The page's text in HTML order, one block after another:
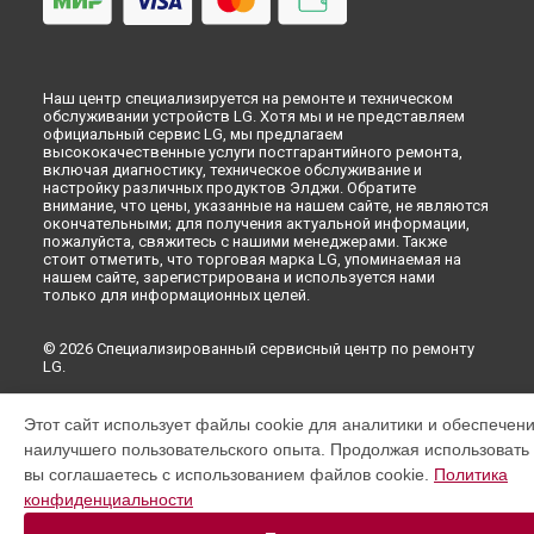
Наш центр специализируется на ремонте и техническом
обслуживании устройств LG. Хотя мы и не представляем
официальный сервис LG, мы предлагаем
высококачественные услуги постгарантийного ремонта,
включая диагностику, техническое обслуживание и
настройку различных продуктов Элджи. Обратите
внимание, что цены, указанные на нашем сайте, не являются
окончательными; для получения актуальной информации,
пожалуйста, свяжитесь с нашими менеджерами. Также
стоит отметить, что торговая марка LG, упоминаемая на
нашем сайте, зарегистрирована и используется нами
только для информационных целей.
© 2026 Специализированный сервисный центр по ремонту
LG.
Этот сайт использует файлы cookie для аналитики и
наилучшего пользовательского опыта. Продолжая использовать
вы соглашаетесь с использованием файлов cookie. Политика
конфиденциальности